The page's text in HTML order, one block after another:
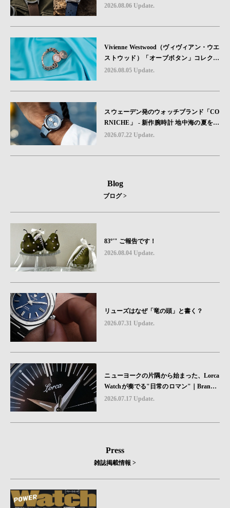
る“ -戦場を駆け抜けたWillys MBのボンネ
砂を文字盤に閉じ込めた「A-11」コレク
2026.08.06 Update.
Vivienne Westwood（ヴィヴィアン・ウエ
ストウッド）「オーブボタン」コレクシ
ョンに、⽇本限定カラーのローズゴール
2026.08.05 Update.
スウェーデン発のウォッチブランド「CO
RNICHE」 - 新作腕時計 地中海の夏を映
す、爽やかなブルーダイヤル「Heritage C
2026.07.22 Update.
Blog
ブログ >
83º'" ご報告です！
2026.08.04 Update.
リューズはなぜ「竜の頭」と書く？
2026.07.31 Update.
ニューヨークの片隅から始まった、Lorca
Watchが奏でる"日常のロマン"｜Brand P
icks #08
2026.07.17 Update.
Press
雑誌掲載情報 >